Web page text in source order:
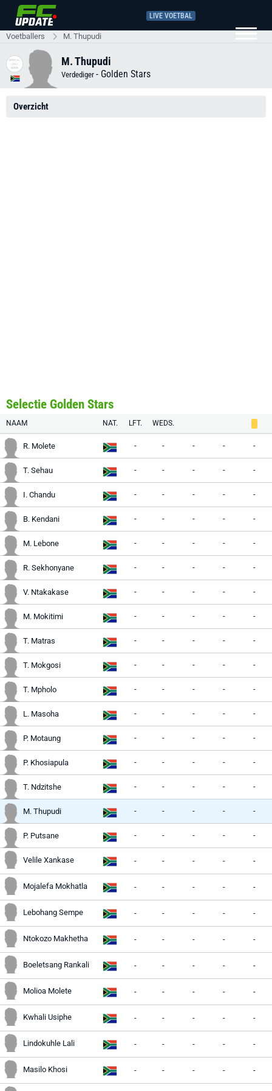
LIVE VOETBAL
Voetballers M. Thupudi
M. Thupudi
Verdediger - Golden Stars
Overzicht
Selectie Golden Stars
NAAM NAT. LFT. WEDS.
R. Molete - - - - -
T. Sehau - - - - -
I. Chandu - - - - -
B. Kendani - - - - -
M. Lebone - - - - -
R. Sekhonyane - - - - -
V. Ntakakase - - - - -
M. Mokitimi - - - - -
T. Matras - - - - -
T. Mokgosi - - - - -
T. Mpholo - - - - -
L. Masoha - - - - -
P. Motaung - - - - -
P. Khosiapula - - - - -
T. Ndzitshe - - - - -
M. Thupudi - - - - -
P. Putsane - - - - -
Velile Xankase - - - - -
Mojalefa Mokhatla - - - - -
Lebohang Sempe - - - - -
Ntokozo Makhetha - - - - -
Boeletsang Rankali - - - - -
Molioa Molete - - - - -
Kwhali Usiphe - - - - -
Lindokuhle Lali - - - - -
Masilo Khosi - - - - -